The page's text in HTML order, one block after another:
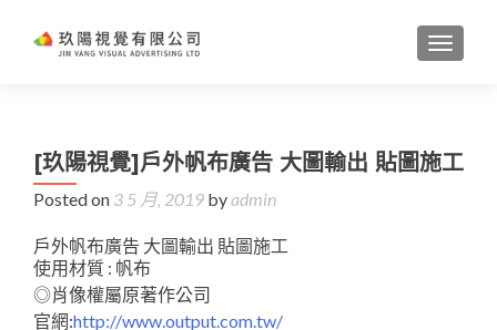
[玖陽視覺]戶外帆布廣告 大圖輸出 貼圖施工
Posted on 3 5 月, 2019 byadmin
戶外帆布廣告 大圖輸出 貼圖施工
使用材質 : 帆布
◎肖像權屬原著作公司
官網:http://www.output.com.tw/